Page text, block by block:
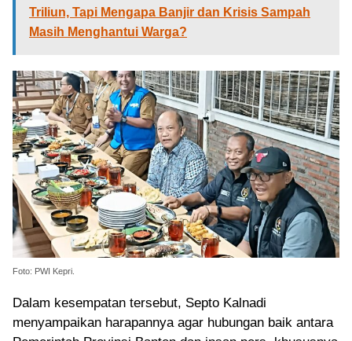
Triliun, Tapi Mengapa Banjir dan Krisis Sampah
Masih Menghantui Warga?
Foto: PWI Kepri.
Dalam kesempatan tersebut, Septo Kalnadi
menyampaikan harapannya agar hubungan baik antara